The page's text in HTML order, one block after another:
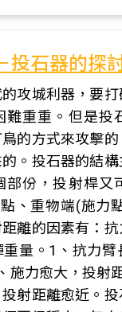
投石器的探
攻城利器，要打
難重重。但是投
的方式來攻擊
。投石器的結
部份，投射桿又
、重物端(施力
離的因素有：
量。1、抗力臂
施力愈大，投射
射距離愈近。投